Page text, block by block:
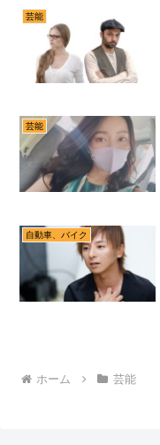
芸能
芸能
自動車、バイク
ホーム 芸能